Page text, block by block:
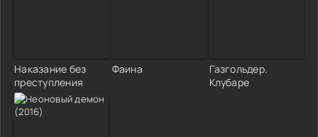
Наказание без
преступления
Фаина
Газгольдер.
Клубаре